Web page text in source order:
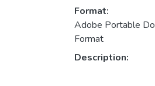
Format:
Adobe Portable
Format
Description: